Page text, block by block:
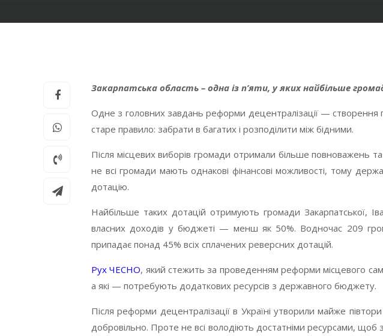
Закарпатська область – одна із п’яти, у яких найбільше
Одне з головних завдань реформи децентралізації — створення
старе правило: забрати в багатих і розподілити між бідними.
Після місцевих виборів громади отримали більше повноважень
не всі громади мають однакові фінансові можливості, тому
дотацію.
Найбільше таких дотацій отримують громади Закарпатської,
власних доходів у бюджеті — менш як 50%. Водночас 209
припадає понад 45% всіх сплачених реверсних дотацій.
Рух ЧЕСНО, який стежить за проведенням реформи місцевого
а які — потребують додаткових ресурсів з державного бюджету.
Після реформи децентралізації в Україні утворили майже
добровільно. Проте не всі володіють достатніми ресурсами,